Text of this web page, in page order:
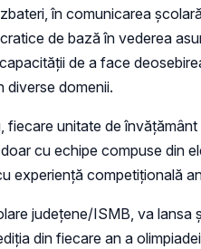
în comunicarea
de bază în vederea
de a face
diverse domenii.
unitate de
cu echipe compuse din
experienţă competiţională
judeţene/ISMB, va
din fiecare an a